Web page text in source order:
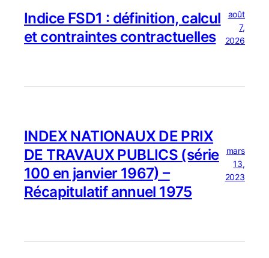
Indice FSD1 : définition, calcul
et contraintes contractuelles
août
7,
2026
INDEX NATIONAUX DE PRIX
DE TRAVAUX PUBLICS (série
100 en janvier 1967) –
Récapitulatif annuel 1975
mars
13,
2023